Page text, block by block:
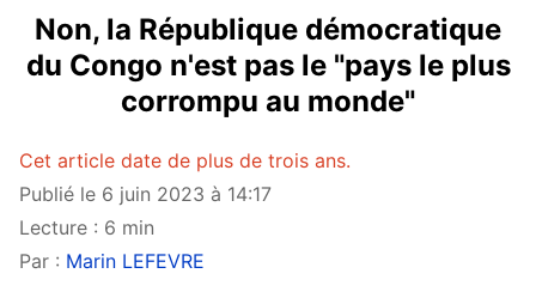
Non, la République démocratique
du Congo n'est pas le "pays le plus
corrompu au monde"
Cet article date de plus de trois ans.
Publié le 6 juin 2023 à 14:17
Lecture : 6 min
Par : Marin LEFEVRE